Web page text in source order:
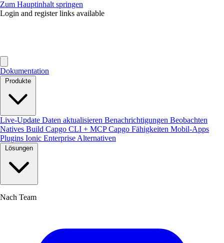
Zum Hauptinhalt springen
Login and register links available
Dokumentation
Produkte
Live-Update Daten aktualisieren Benachrichtigungen Beobachten
Natives Build Capgo CLI + MCPCapgo Fähigkeiten Mobil-Apps
Plugins Ionic Enterprise Alternativen
Lösungen
Nach Team